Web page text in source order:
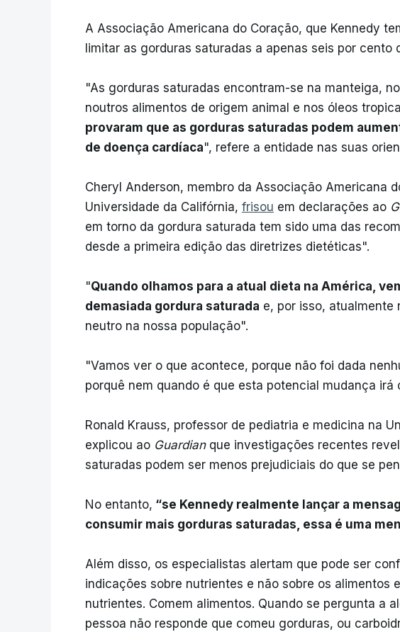
A Associação Americana do Coração, que Kennedy
limitar as gorduras saturadas a apenas seis por cento
"As gorduras saturadas encontram-se na manteiga,
noutros alimentos de origem animal e nos óleos
provaram que as gorduras saturadas podem
de doença cardíaca", refere a entidade nas suas
Cheryl Anderson, membro da Associação Americana
Universidade da Califórnia, frisou em declarações ao
em torno da gordura saturada tem sido uma das
desde a primeira edição das diretrizes dietéticas".
"Quando olhamos para a atual dieta na América,
demasiada gordura saturada e, por isso, atualmente
neutro na nossa população".
"Vamos ver o que acontece, porque não foi dada
porquê nem quando é que esta potencial mudança irá
Ronald Krauss, professor de pediatria e medicina na
explicou ao Guardian que investigações recentes
saturadas podem ser menos prejudiciais do que se
No entanto, “se Kennedy realmente lançar a
consumir mais gorduras saturadas, essa é uma
Além disso, os especialistas alertam que pode ser
indicações sobre nutrientes e não sobre os alimentos
nutrientes. Comem alimentos. Quando se pergunta a
pessoa não responde que comeu gorduras, ou